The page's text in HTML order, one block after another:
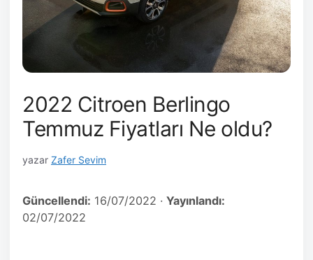
2022 Citroen Berlingo
Temmuz Fiyatları Ne oldu?
yazar Zafer Sevim
Güncellendi: 16/07/2022 · Yayınlandı:
02/07/2022